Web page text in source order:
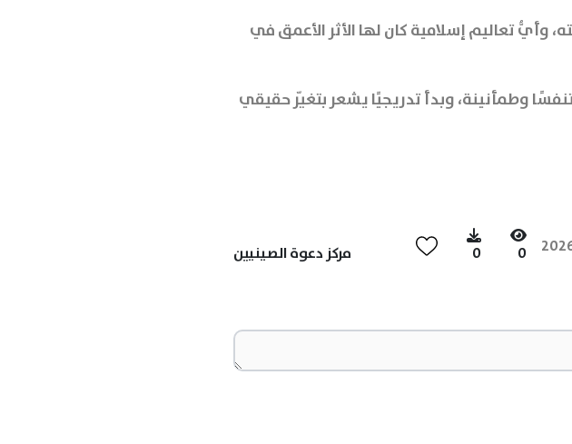
وأيُّ تعاليم إسلامية كان لها الأثر الأعمق في
وطمأنينة، وبدأ تدريجيًا يشعر بتغيّر حقيقي
0
0
مركز دعوة الصينيين